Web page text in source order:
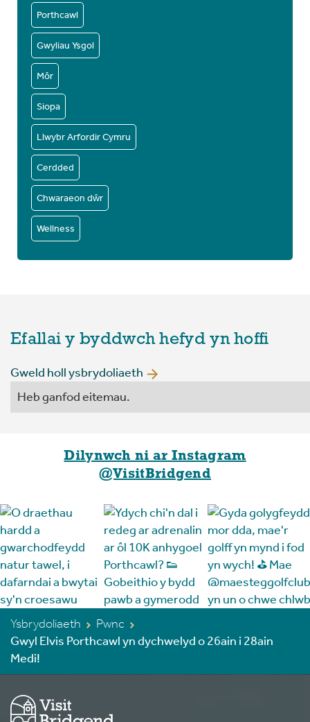
Porthcawl
Gwyliau Ysgol
Môr
Siopa
Llwybr Arfordir Cymru
Cerdded
Chwaraeon dŵr
Wellness
Efallai y byddwch hefyd yn hoffi
Gweld holl ysbrydoliaeth
Heb ganfod eitemau.
Dilynwch ni ar Instagram
@VisitBridgend
Ysbrydoliaeth
Pwnc
Gwyl Elvis Porthcawl yn dychwelyd o 26ain i 28ain
Medi!